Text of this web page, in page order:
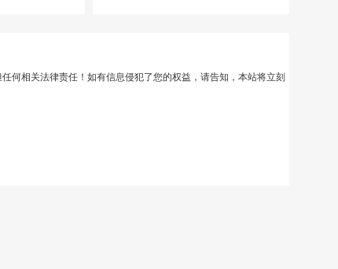
何相关法律责任！如有信息侵犯了您的权益，请告知，本站将立刻